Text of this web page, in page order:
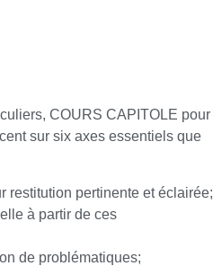
COURS CAPITOLE pour
sur six axes essentiels que
restitution pertinente et éclairée;
à partir de ces
de problématiques;